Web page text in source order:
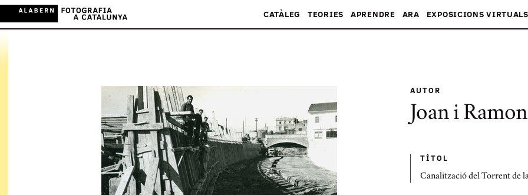
CATÀLEG TEORIES APRENDRE ARA EXPOSICIONS VIRTUALS
AUTOR
Joan i
TÍTOL
Canalització del Torrent de